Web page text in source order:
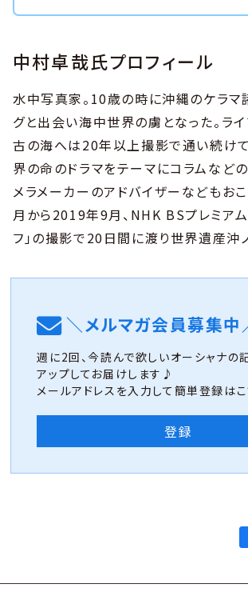
中村卓哉氏プロフィール
水中写真家。10歳の時に沖縄のケラマ
グと出会い海中世界の虜となった。ラ
古の海へは20年以上撮影で通い続け
界の命のドラマをテーマにコラムなど
メラメーカーのアドバイザーなどもお
月から2019年9月、NHK BSプレミアム
フ」の撮影で20日間に渡り世界遺産沖
＼メルマガ会員募集中
週に2回、今読んで欲しいオーシャナの
アップしてお届けします♪
メールアドレスを入力して簡単登録は
登録